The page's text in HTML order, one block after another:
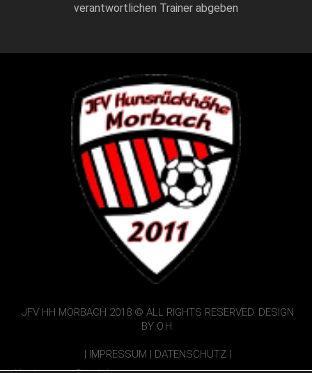
verantwortlichen Trainer abgeben
JFV HH MORBACH 2018 © ALL RIGHTS RESERVED. DESIGN
BY O.H.
| IMPRESSUM | DATENSCHUTZ |